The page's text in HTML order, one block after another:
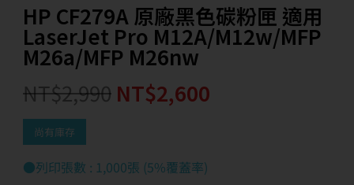
HP CF279A 原廠黑色碳粉匣 適用
LaserJet Pro M12A/M12w/MFP
M26a/MFP M26nw
NT$2,990 NT$2,600
尚有庫存
●列印張數 : 1,000張 (5%覆蓋率)